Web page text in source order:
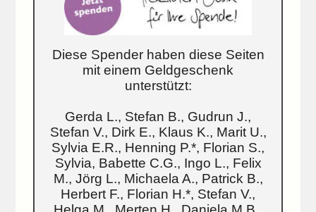
Diese Spender haben diese Seiten
mit einem Geldgeschenk
unterstützt:
Gerda L., Stefan B., Gudrun J.,
Stefan V., Dirk E., Klaus K., Marit U.,
Sylvia E.R., Henning P.*, Florian S.,
Sylvia, Babette C.G., Ingo L., Felix
M., Jörg L., Michaela A., Patrick B.,
Herbert F., Florian H.*, Stefan V.,